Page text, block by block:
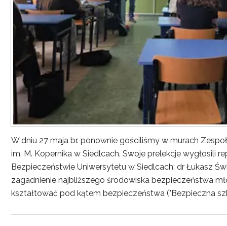
W dniu 27 maja br. ponownie gościliśmy w murach
im. M. Kopernika w Siedlcach. Swoje prelekcje wygłosili
Bezpieczeństwie Uniwersytetu w Siedlcach: dr Łukasz
zagadnienie najbliższego środowiska bezpieczeństwa
kształtować pod kątem bezpieczeństwa ("Bezpieczna